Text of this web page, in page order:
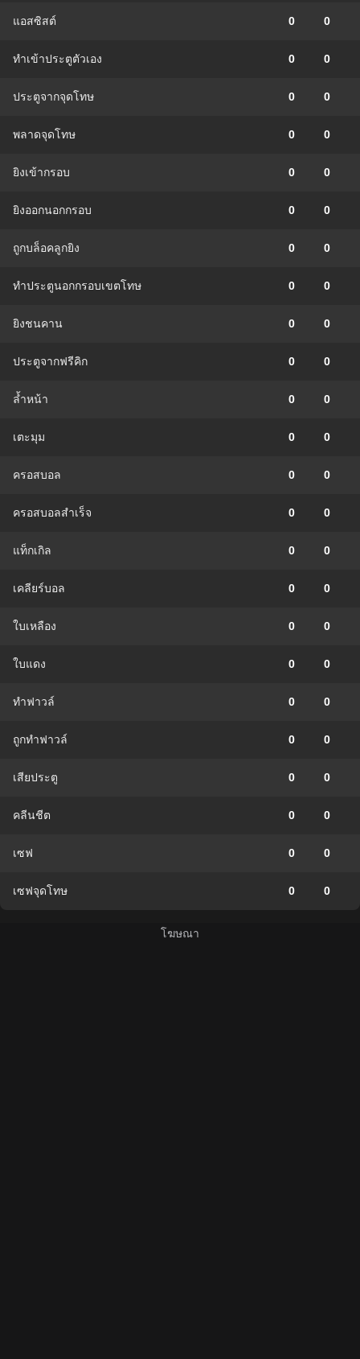
แอสซิสต์ 0 0
ทําเข้าประตูตัวเอง 0 0
ประตูจากจุดโทษ 0 0
พลาดจุดโทษ 0 0
ยิงเข้ากรอบ 0 0
ยิงออกนอกกรอบ 0 0
ถูกบล็อคลูกยิง 0 0
ทำประตูนอกกรอบเขตโทษ 0 0
ยิงชนคาน 0 0
ประตูจากฟรีคิก 0 0
ล้ำหน้า 0 0
เตะมุม 0 0
ครอสบอล 0 0
ครอสบอลสำเร็จ 0 0
แท็กเกิล 0 0
เคลียร์บอล 0 0
ใบเหลือง 0 0
ใบแดง 0 0
ทำฟาวล์ 0 0
ถูกทำฟาวล์ 0 0
เสียประตู 0 0
คลีนชีต 0 0
เซฟ 0 0
เซฟจุดโทษ 0 0